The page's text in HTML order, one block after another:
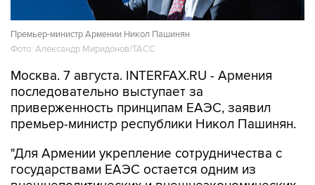
Премьер-министр Армении Никол Пашинян
Фото: Александр Миридонов/ТАСС
Москва. 7 августа. INTERFAX.RU - Армения
последовательно выступает за
приверженность принципам ЕАЭС, заявил
премьер-министр республики Никол Пашинян.
"Для Армении укрепление сотрудничества с
государствами ЕАЭС остается одним из